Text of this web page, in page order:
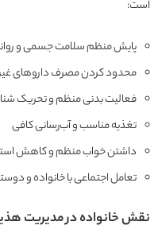
است:
پایش منظم سلامت جسمی و
محدود کردن مصرف داروهای
فعالیت بدنی منظم و تحریک
تغذیه مناسب و آب‌رسانی کافی
داشتن خواب منظم و کاهش
تعامل اجتماعی با خانواده و
نقش خانواده در مدیریت